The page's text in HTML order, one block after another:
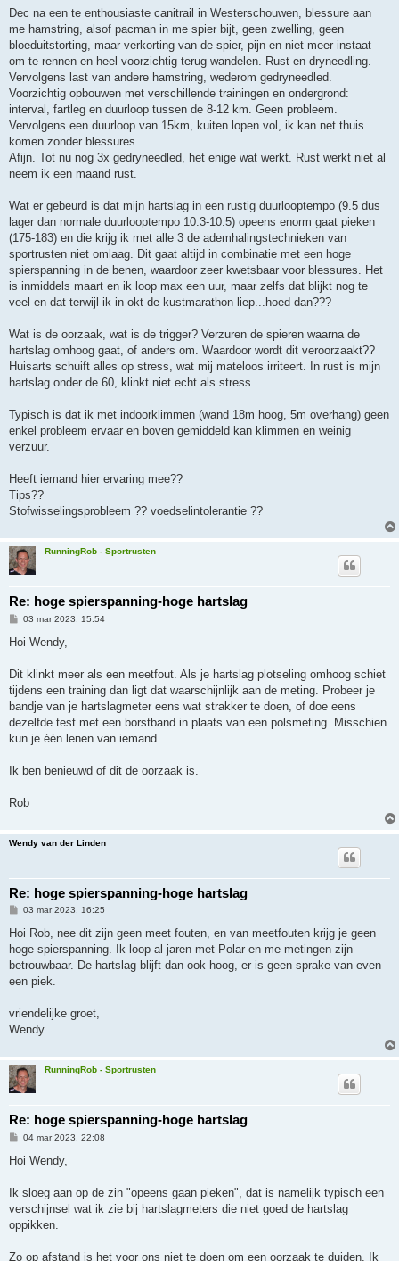
Dec na een te enthousiaste canitrail in Westerschouwen, blessure aan
me hamstring, alsof pacman in me spier bijt, geen zwelling, geen
bloeduitstorting, maar verkorting van de spier, pijn en niet meer instaat
om te rennen en heel voorzichtig terug wandelen. Rust en dryneedling.
Vervolgens last van andere hamstring, wederom gedryneedled.
Voorzichtig opbouwen met verschillende trainingen en ondergrond:
interval, fartleg en duurloop tussen de 8-12 km. Geen probleem.
Vervolgens een duurloop van 15km, kuiten lopen vol, ik kan net thuis
komen zonder blessures.
Afijn. Tot nu nog 3x gedryneedled, het enige wat werkt. Rust werkt niet al
neem ik een maand rust.
Wat er gebeurd is dat mijn hartslag in een rustig duurlooptempo (9.5 dus
lager dan normale duurlooptempo 10.3-10.5) opeens enorm gaat pieken
(175-183) en die krijg ik met alle 3 de ademhalingstechnieken van
sportrusten niet omlaag. Dit gaat altijd in combinatie met een hoge
spierspanning in de benen, waardoor zeer kwetsbaar voor blessures. Het
is inmiddels maart en ik loop max een uur, maar zelfs dat blijkt nog te
veel en dat terwijl ik in okt de kustmarathon liep...hoed dan???
Wat is de oorzaak, wat is de trigger? Verzuren de spieren waarna de
hartslag omhoog gaat, of anders om. Waardoor wordt dit veroorzaakt??
Huisarts schuift alles op stress, wat mij mateloos irriteert. In rust is mijn
hartslag onder de 60, klinkt niet echt als stress.
Typisch is dat ik met indoorklimmen (wand 18m hoog, 5m overhang) geen
enkel probleem ervaar en boven gemiddeld kan klimmen en weinig
verzuur.
Heeft iemand hier ervaring mee??
Tips??
Stofwisselingsprobleem ?? voedselintolerantie ??
RunningRob - Sportrusten
Re: hoge spierspanning-hoge hartslag
B
r
h
03 mar 2023, 15:54
Hoi Wendy,
Dit klinkt meer als een meetfout. Als je hartslag plotseling omhoog schiet
tijdens een training dan ligt dat waarschijnlijk aan de meting. Probeer je
bandje van je hartslagmeter eens wat strakker te doen, of doe eens
dezelfde test met een borstband in plaats van een polsmeting. Misschien
kun je één lenen van iemand.
Ik ben benieuwd of dit de oorzaak is.
Rob
Wendy van der Linden
Re: hoge spierspanning-hoge hartslag
B
r
c
h
03 mar 2023, 16:25
Hoi Rob, nee dit zijn geen meet fouten, en van meetfouten krijg je geen
hoge spierspanning. Ik loop al jaren met Polar en me metingen zijn
betrouwbaar. De hartslag blijft dan ook hoog, er is geen sprake van even
een piek.
vriendelijke groet,
Wendy
RunningRob - Sportrusten
Re: hoge spierspanning-hoge hartslag
B
r
h
04 mar 2023, 22:08
Hoi Wendy,
Ik sloeg aan op de zin "opeens gaan pieken", dat is namelijk typisch een
verschijnsel wat ik zie bij hartslagmeters die niet goed de hartslag
oppikken.
Zo op afstand is het voor ons niet te doen om een oorzaak te duiden. Ik